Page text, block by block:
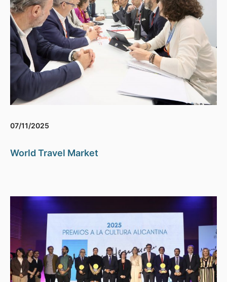
07/11/2025
World Travel Market